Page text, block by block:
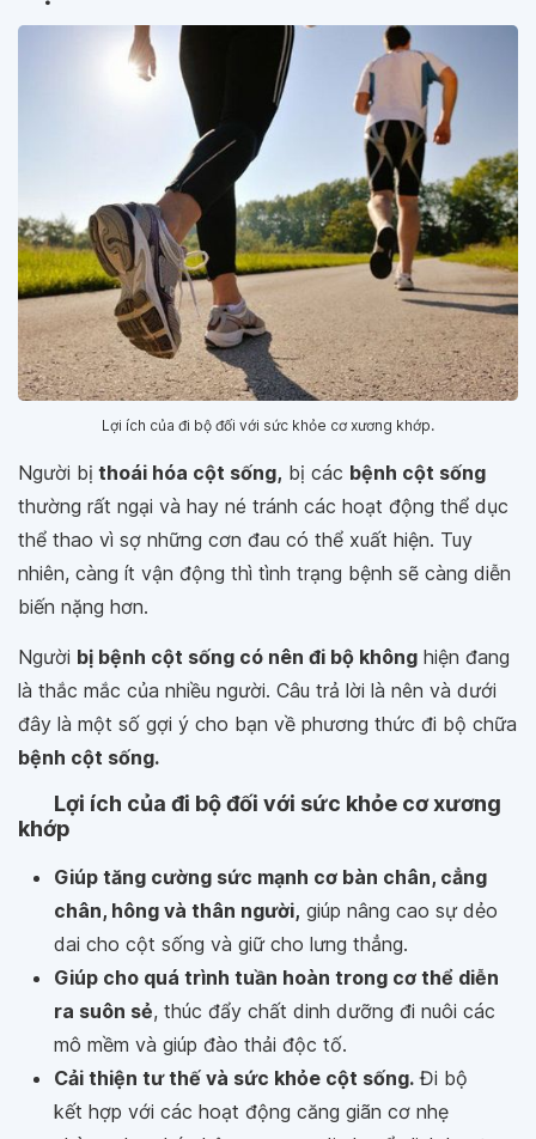
Lợi ích của đi bộ đối với sức khỏe cơ xương khớp.
Người bị thoái hóa cột sống, bị các bệnh cột sống
thường rất ngại và hay né tránh các hoạt động thể dục
thể thao vì sợ những cơn đau có thể xuất hiện. Tuy
nhiên, càng ít vận động thì tình trạng bệnh sẽ càng diễn
biến nặng hơn.
Người bị bệnh cột sống có nên đi bộ không hiện đang
là thắc mắc của nhiều người. Câu trả lời là nên và dưới
đây là một số gợi ý cho bạn về phương thức đi bộ chữa
bệnh cột sống.
Lợi ích của đi bộ đối với sức khỏe cơ
xương khớp
Giúp tăng cường sức mạnh cơ bàn chân, cẳng
chân, hông và thân người, giúp nâng cao sự dẻo
dai cho cột sống và giữ cho lưng thẳng.
Giúp cho quá trình tuần hoàn trong cơ thể diễn
ra suôn sẻ, thúc đẩy chất dinh dưỡng đi nuôi các
mô mềm và giúp đào thải độc tố.
Cải thiện tư thế và sức khỏe cột sống. Đi bộ
kết hợp với các hoạt động căng giãn cơ nhẹ